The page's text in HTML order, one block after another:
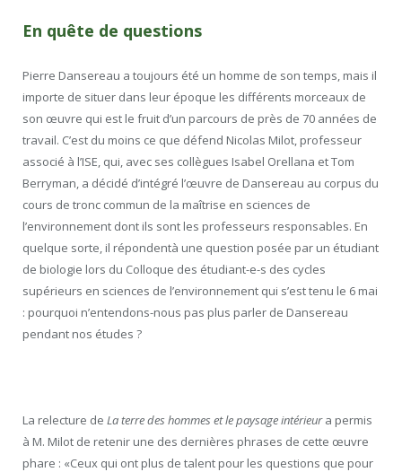
En quête de questions
Pierre Dansereau a toujours été un homme de son temps, mais il
importe de situer dans leur époque les différents morceaux de
son œuvre qui est le fruit d’un parcours de près de 70 années de
travail. C’est du moins ce que défend Nicolas Milot, professeur
associé à l’ISE, qui, avec ses collègues Isabel Orellana et Tom
Berryman, a décidé d’intégré l’œuvre de Dansereau au corpus du
cours de tronc commun de la maîtrise en sciences de
l’environnement dont ils sont les professeurs responsables. En
quelque sorte, il répondentà une question posée par un étudiant
de biologie lors du Colloque des étudiant-e-s des cycles
supérieurs en sciences de l’environnement qui s’est tenu le 6 mai
: pourquoi n’entendons-nous pas plus parler de Dansereau
pendant nos études ?
La relecture de La terre des hommes et le paysage intérieura permis
à M. Milot de retenir une des dernières phrases de cette œuvre
phare : «Ceux qui ont plus de talent pour les questions que pour